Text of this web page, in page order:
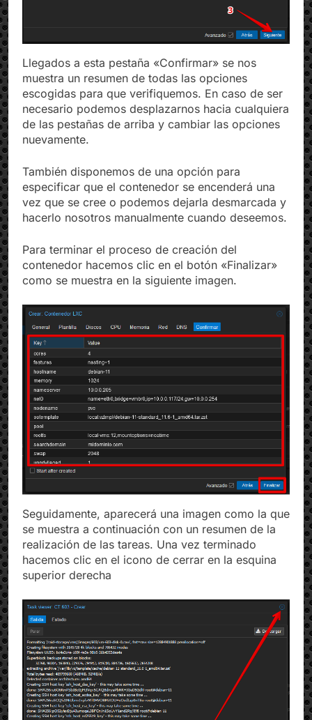
Llegados a esta pestaña «Confirmar» se nos
muestra un resumen de todas las opciones
escogidas para que verifiquemos. En caso de ser
necesario podemos desplazarnos hacia cualquiera
de las pestañas de arriba y cambiar las opciones
nuevamente.
También disponemos de una opción para
especificar que el contenedor se encenderá una
vez que se cree o podemos dejarla desmarcada y
hacerlo nosotros manualmente cuando deseemos.
Para terminar el proceso de creación del
contenedor hacemos clic en el botón «Finalizar»
como se muestra en la siguiente imagen.
Seguidamente, aparecerá una imagen como la que
se muestra a continuación con un resumen de la
realización de las tareas. Una vez terminado
hacemos clic en el icono de cerrar en la esquina
superior derecha